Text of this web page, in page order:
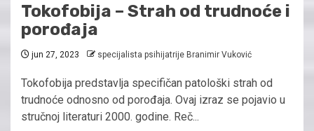
Tokofobija – Strah od trudnoće i
porođaja
jun 27, 2023 specijalista psihijatrije Branimir Vuković
Tokofobija predstavlja specifičan patološki strah od
trudnoće odnosno od porođaja. Ovaj izraz se pojavio u
stručnoj literaturi 2000. godine. Reč...